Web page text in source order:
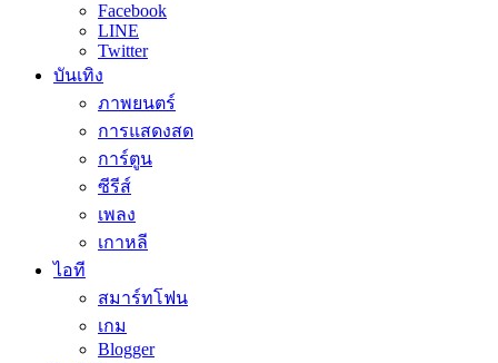
Facebook
LINE
Twitter
บันเทิง
ภาพยนตร์
การแสดงสด
การ์ตูน
ซีรีส์
เพลง
เกาหลี
ไอที
สมาร์ทโฟน
เกม
Blogger